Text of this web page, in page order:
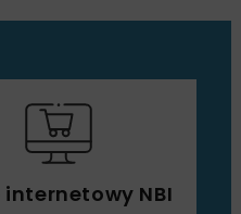
internetowy NBI